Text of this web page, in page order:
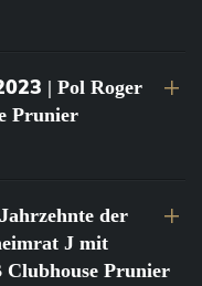
| Pol Roger
Prunier
der
J mit
Prunier